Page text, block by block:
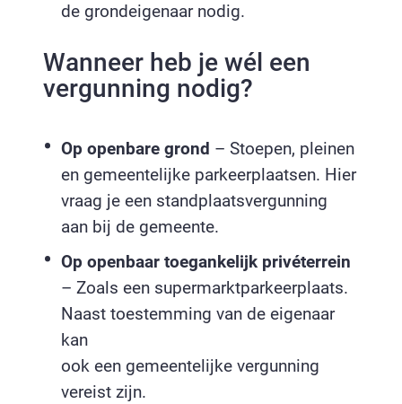
de grondeigenaar nodig.
Wanneer heb je wél een
vergunning nodig?
Op openbare grond – Stoepen, pleinen
en gemeentelijke parkeerplaatsen. Hier
vraag je een standplaatsvergunning
aan bij de gemeente.
Op openbaar toegankelijk privéterrein
– Zoals een supermarktparkeerplaats.
Naast toestemming van de eigenaar
kan
ook een gemeentelijke vergunning
vereist zijn.